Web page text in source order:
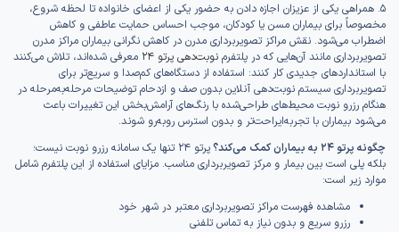
۵. همراهی یکی از عزیزان اجازه دادن به حضور یکی از اعضای خانواده تا لحظه شروع،
مخصوصاً برای بیماران مسن یا کودکان، موجب احساس حمایت عاطفی و کاهش
اضطراب می‌شود. نقش مراکز تصویربرداری مدرن در کاهش نگرانی بیماران مراکز مدرن
تصویربرداری مانند آن‌هایی که در پلتفرم نوبت‌دهی پرتو ۲۴
معرفی شده‌اند، تلاش می‌کنند
با استانداردهای جدیدی کار کنند: استفاده از دستگاه‌های کم‌صدا و سریع‌تر برای
تصویربرداری سیستم نوبت‌دهی آنلاین بدون صف و ازدحام توضیحات مرحله‌به‌مرحله در
هنگام رزرو نوبت محیط‌های طراحی‌شده با رنگ‌های آرامش‌بخش این تغییرات باعث
می‌شود بیماران با تجربه‌ایراحت‌تر و بدون استرس روبه‌رو شوند.
چگونه پرتو ۲۴ به بیماران کمک می‌کند؟
پرتو ۲۴ تنها یک سامانه رزرو نوبت نیست؛
بلکه پلی است بین بیمار و مرکز تصویربرداری مناسب. مزایای استفاده از این پلتفرم شامل
موارد زیر است:
مشاهده فهرست مراکز تصویربرداری معتبر در شهر خود
رزرو سریع و بدون نیاز به تماس تلفنی